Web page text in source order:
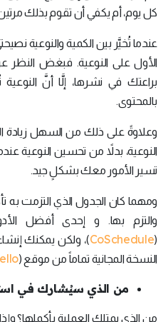
كل يوم، أم يكفي أن تقوم بذلك
عندما تُخيَّر بين الكمية والنوعية
الأول على النوعية. فبغض النظر
براعتك في نشرها، إلَّا أنَّ
بالمحتوى.
وعلاوةً على ذلك من السهل زيادة
النوعية، بدلاً من تحسين النوعية
تسير الأمور معك بشكلٍ جيد.
ومهما كان الجدول الذي التزمت به
والتزم بها. و إحدى أفضل
(
CoSchedule)، ولكن يمكنك
النسخة المجانية تماماً من موقع (
من الذي سيُشارك في
من الذي يمتلك العملية بأكملها؟